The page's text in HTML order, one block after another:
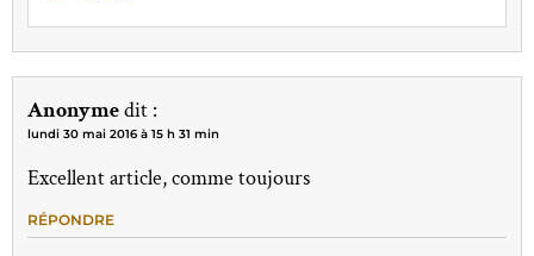
Anonymedit :
lundi 30 mai 2016 à 15 h 31 min
Excellent article, comme toujours
RÉPONDRE